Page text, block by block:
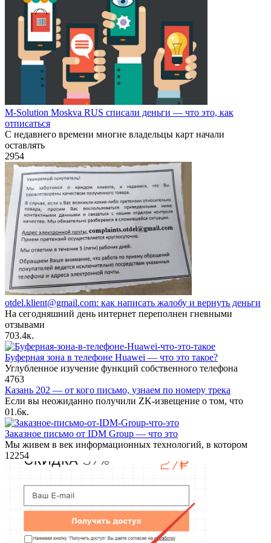
M-Solution Moskva RUS списали деньги — что это, как
отписаться
С недавнего времени многие владельцы карт начали
оставлять
2954
otdel.klient@gmail.com: как написать жалобу и вернуть деньги
На сегодняшний день интернет переполнен гневными
отзывами
703.4к.
Буферная зона в телефоне Huawei — что это такое?
Углубленное изучение функций собственного телефона
4763
Казань 202 — от кого письмо, узнаем по номеру трека
Если вы неожиданно получили ZK-извещение о том, что
01.6к.
Заказное письмо от IDM Group — что это
Мы живем в век информационных технологий, в котором
12254